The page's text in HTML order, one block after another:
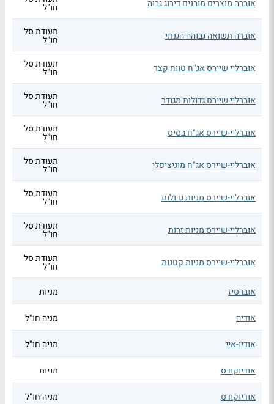
אוברה מוצרים מובנים דירוג גבוה חו"ל
אוברה תשואה גבוהה הגנתי תעודת סל
חו"ל
אוברליי שיירס אג"ח טווח קצר תעודת סל
חו"ל
אוברליי שיירס גדולות מגודר תעודת סל
חו"ל
אוברליי-שיירס אג"ח בסיס תעודת סל
חו"ל
אוברליי-שיירס אג"ח מוניציפלי תעודת סל
חו"ל
אוברליי-שיירס מניות גדולות תעודת סל
חו"ל
אוברליי-שיירס מניות זרות תעודת סל
חו"ל
אוברליי-שיירס מניות קטנות תעודת סל
חו"ל
אוברסיז
מניות
אודיה מניה חו"ל
אודיו-איי מניה חו"ל
אודיוקודס מניות
אודיוקודס מניה חו"ל